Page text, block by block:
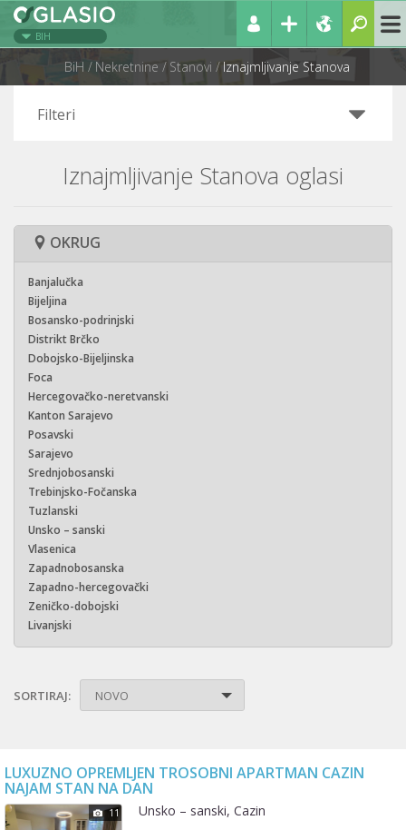
BIH
BiH Nekretnine Stanovi Iznajmljivanje Stanova
Filteri
Iznajmljivanje Stanova oglasi
OKRUG
Banjalučka
Bijeljina
Bosansko-podrinjski
Distrikt Brčko
Dobojsko-Bijeljinska
Foca
Hercegovačko-neretvanski
Kanton Sarajevo
Posavski
Sarajevo
Srednjobosanski
Trebinjsko-Fočanska
Tuzlanski
Unsko – sanski
Vlasenica
Zapadnobosanska
Zapadno-hercegovački
Zeničko-dobojski
Livanjski
SORTIRAJ: NOVO
LUXUZNO OPREMLJEN TROSOBNI APARTMAN CAZIN
NAJAM STAN NA DAN
11 Unsko – sanski, Cazin